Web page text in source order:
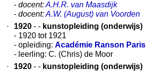
- docent:A.H.R. van Maasdijk
- docent:A.W. (August) van Voorden
·
1920 - - kunstopleiding (onderwijs)
- 1920 tot 1921
- opleiding: Académie Ranson Paris
- leerling: C. (Chris) de Moor
·
1920 - - kunstopleiding (onderwijs)